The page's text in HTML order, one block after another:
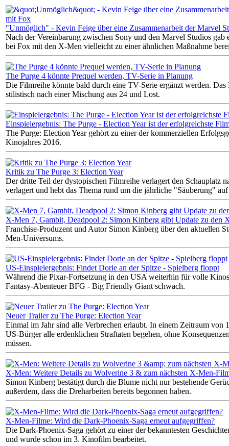
"Unmöglich" - Kevin Feige über eine Zusammenarbeit der Marvel
Nach der Vereinbarung zwischen Sony und den Marvel Studios gab
bei Fox mit den X-Men vielleicht zu einer ähnlichen Maßnahme
The Purge 4 könnte Prequel werden, TV-Serie in Planung
Die Filmreihe könnte bald durch eine TV-Serie ergänzt werden.
stilistisch nach einer Mischung aus 24 und Lost.
Einspielergebnis: The Purge - Election Year ist der erfolgreichste
The Purge: Election Year gehört zu einer der kommerziellen
Kinojahres 2016.
Kritik zu The Purge 3: Election Year
Der dritte Teil der dystopischen Filmreihe verlagert den Schauplatz
verlagert und hebt das Thema rund um die jährliche "Säuberung"
X-Men 7, Gambit, Deadpool 2: Simon Kinberg gibt Update zu den
Franchise-Produzent und Autor Simon Kinberg über den aktuellen
Men-Universums.
US-Einspielergebnis: Findet Dorie an der Spitze - Spielberg floppt
Während die Pixar-Fortsetzung in den USA weiterhin für volle
Fantasy-Abenteuer BFG - Big Friendly Giant schwach.
Neuer Trailer zu The Purge: Election Year
Einmal im Jahr sind alle Verbrechen erlaubt. In einem Zeitraum von
US-Bürger alle erdenklichen Straftaten begehen, ohne
müssen.
X-Men: Weitere Details zu Wolverine 3 & zum nächsten X-Men-
Simon Kinberg bestätigt durch die Blume nicht nur bestehende
außerdem, dass die Dreharbeiten bereits begonnen haben.
X-Men-Filme: Wird die Dark-Phoenix-Saga erneut aufgegriffen?
Die Dark-Phoenix-Saga gehört zu einer der bekanntesten
und wurde schon im 3. Kinofilm bearbeitet.